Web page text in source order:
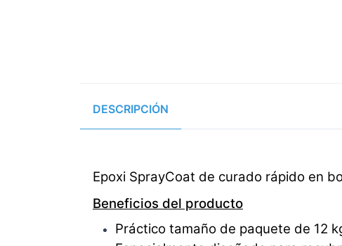
DESCRIPCIÓN
Epoxi SprayCoat de curado rápido en
Beneficios del producto
Práctico tamaño de paquete de 12